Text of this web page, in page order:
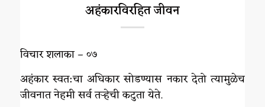
अहंकारविरहित जीवन
विचार शलाका – ०७
अहंकार स्वत:चा अधिकार सोडण्यास नकार देतो त्यामुळेच
जीवनात नेहमी सर्व तऱ्हेची कटुता येते.